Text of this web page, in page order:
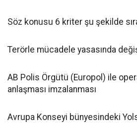
Söz konusu 6 kriter şu şekilde
Terörle mücadele yasasında
AB Polis Örgütü (Europol) ile
anlaşması imzalanması
Avrupa Konseyi bünyesindeki